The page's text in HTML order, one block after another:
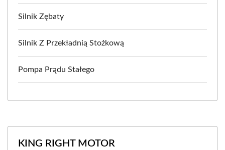
Silnik Zębaty
Silnik Z Przekładnią Stożkową
Pompa Prądu Stałego
KING RIGHT MOTOR